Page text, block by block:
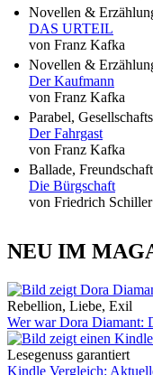
Novellen &
DAS URTEIL
von Franz Kafka
Novellen &
Der Kaufmann
von Franz Kafka
Parabel,
Der Fahrgast
von Franz Kafka
Ballade, Freundschaft
Die Bürgschaft
von Friedrich Schiller
NEU IM
Rebellion, Liebe, Exil
Wer war Dora Diamant:
Lesegenuss garantiert
Kindle Vergleich: